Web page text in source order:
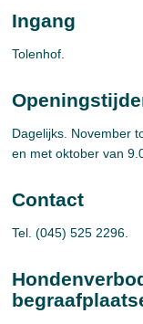
Ingang
Tolenhof.
Dagelijks. November
en met oktober van
Contact
Tel. (045) 525 2296.